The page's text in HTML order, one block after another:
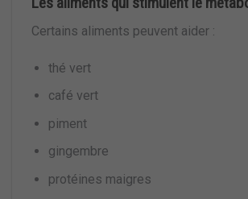
Certains aliments peuvent aider :
thé vert
café vert
piment
gingembre
protéines maigres